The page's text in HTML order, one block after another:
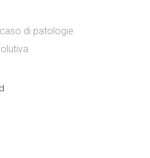
di patologie